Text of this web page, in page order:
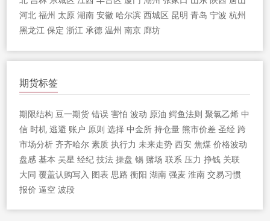
河北 福州 太原 湖南 安徽 哈尔滨 西城区 昆明 青岛 宁波 杭州
黑龙江 保定 浙江 承德 温州 南京 廊坊
期货标签
期限结构 豆一期货 错误 害怕 波动 原油 鳄鱼法则 聚氯乙烯 中
信 时机 逃避 账户 原则 选择 中金所 持仓量 熊市价差 圣经 跨
市场分析 齐齐哈尔 素质 执行力 未来走势 西安 焦煤 价格波动
盘感 基本 吴星 经纪 技法 操盘 锡 赌场 联系 压力 挣钱 关联
大同 覆盖认购写入 图表 思路 衡阳 湖南 强麦 淮南 交易习惯
报价 逼空 波段